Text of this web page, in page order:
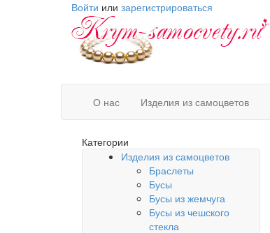
Войти или зарегистрироваться
О нас
Изделия из самоцветов
Категории
Изделия из самоцветов
Браслеты
Бусы
Бусы из жемчуга
Бусы из чешского
стекла